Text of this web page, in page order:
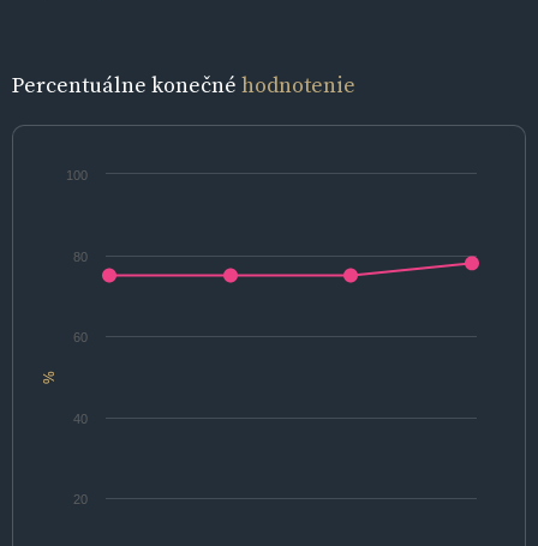
Percentuálne konečné hodnotenie
%
20
40
60
80
100